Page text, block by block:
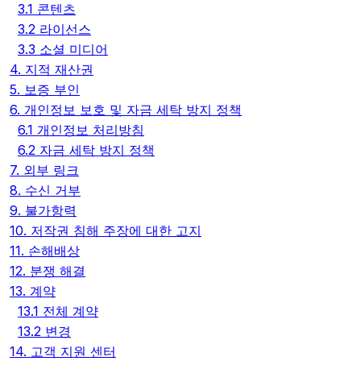
3.1 콘텐츠
3.2 라이선스
3.3 소셜 미디어
4. 지적 재산권
5. 보증 부인
6. 개인정보 보호 및 자금 세탁 방지 정책
6.1 개인정보 처리방침
6.2 자금 세탁 방지 정책
7. 외부 링크
8. 수신 거부
9. 불가항력
10. 저작권 침해 주장에 대한 고지
11. 손해배상
12. 분쟁 해결
13. 계약
13.1 전체 계약
13.2 변경
14. 고객 지원 센터